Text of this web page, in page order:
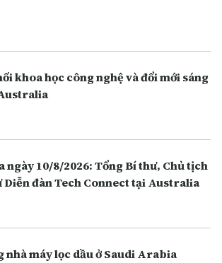
khoa học công nghệ và đổi mới sáng
ngày 10/8/2026: Tổng Bí thư, Chủ tịch
Diễn đàn Tech Connect tại Australia
nhà máy lọc dầu ở Saudi Arabia